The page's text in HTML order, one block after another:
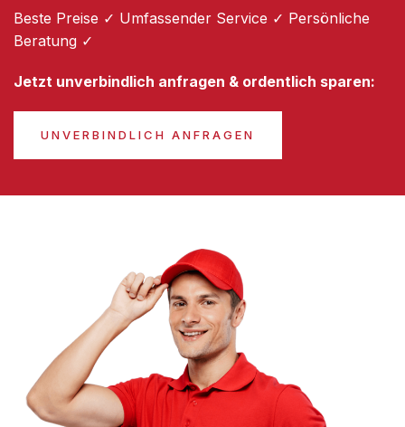
Beste Preise ✓ Umfassender Service ✓ Persönliche
Beratung ✓
Jetzt unverbindlich anfragen & ordentlich sparen:
UNVERBINDLICH ANFRAGEN